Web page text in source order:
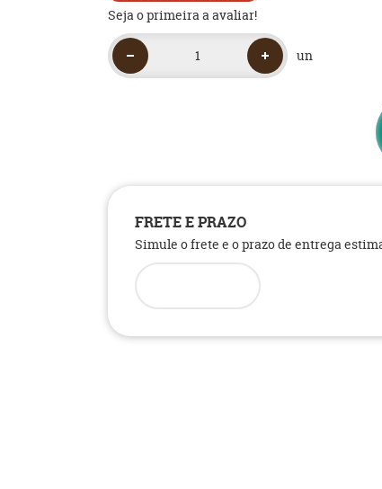
Seja o primeira a avaliar!
un
FRETE E PRAZO
Simule o frete e o prazo de entrega